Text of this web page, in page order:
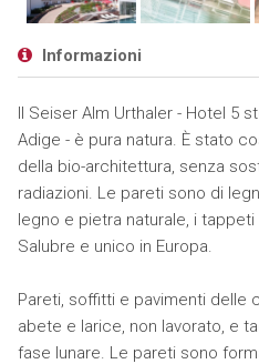
Informazioni
Il Seiser Alm Urthaler - Hotel 5
Adige - è pura natura. È stato
della bio-architettura, senza
radiazioni. Le pareti sono di
legno e pietra naturale, i
Salubre e unico in Europa.
Pareti, soffitti e pavimenti delle
abete e larice, non lavorato, e
fase lunare. Le pareti sono